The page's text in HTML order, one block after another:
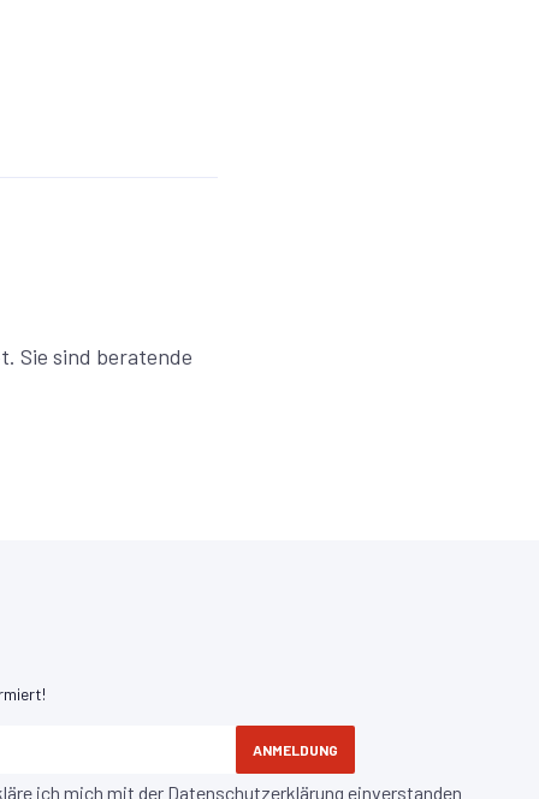
Sie sind beratende
ANMELDUNG
ich mich mit der Datenschutzerklärung einverstanden